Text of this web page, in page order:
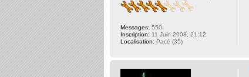
Messages: 550
Inscription: 11 Juin 2008, 21:12
Localisation: Pacé (35)